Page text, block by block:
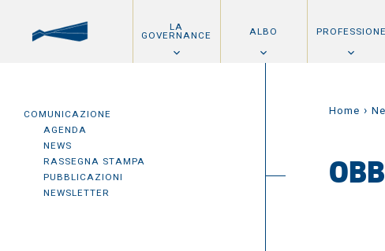
LA
GOVERNANCE ALBO PROFESSIONE
COMUNICAZIONE
AGENDA
NEWS
RASSEGNA STAMPA
PUBBLICAZIONI
NEWSLETTER
Home ›